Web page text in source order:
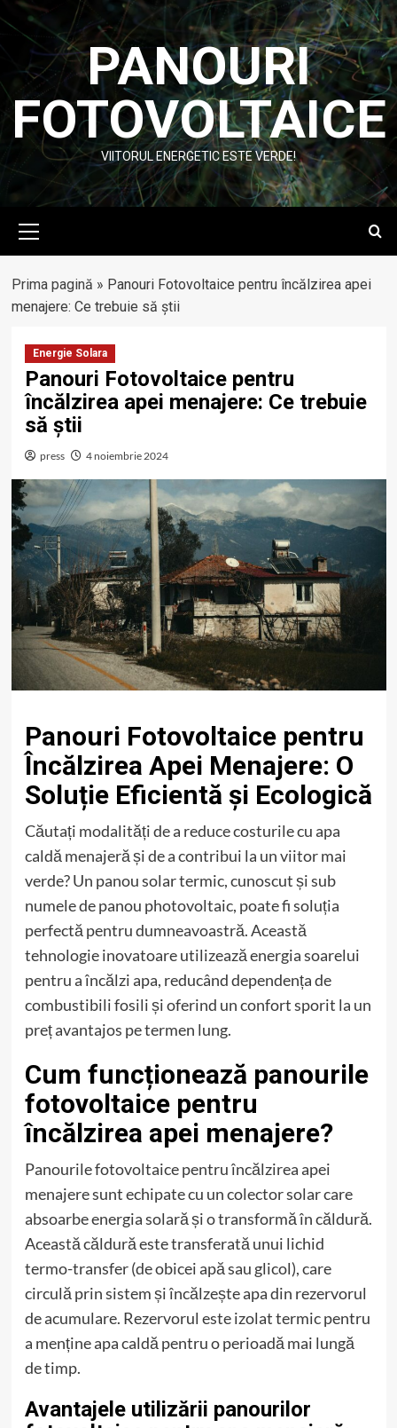
Skip
to
content
PANOURI
FOTOVOLTAICE
VIITORUL ENERGETIC ESTE VERDE!
Menu
Prima pagină » Panouri Fotovoltaice pentru încălzirea apei
menajere: Ce trebuie să știi
Energie Solara
Panouri Fotovoltaice pentru
încălzirea apei menajere: Ce trebuie
să știi
press 4 noiembrie 2024
Panouri Fotovoltaice pentru
Încălzirea Apei Menajere: O
Soluție Eficientă și Ecologică
Căutați modalități de a reduce costurile cu apa
caldă menajeră și de a contribui la un viitor mai
verde? Un panou solar termic, cunoscut și sub
numele de panou photovoltaic, poate fi soluția
perfectă pentru dumneavoastră. Această
tehnologie inovatoare utilizează energia soarelui
pentru a încălzi apa, reducând dependența de
combustibili fosili și oferind un confort sporit la un
preț avantajos pe termen lung.
Cum funcționează panourile
fotovoltaice pentru
încălzirea apei menajere?
Panourile fotovoltaice pentru încălzirea apei
menajere sunt echipate cu un colector solar care
absoarbe energia solară și o transformă în căldură.
Această căldură este transferată unui lichid
termo-transfer (de obicei apă sau glicol), care
circulă prin sistem și încălzește apa din rezervorul
de acumulare. Rezervorul este izolat termic pentru
a menține apa caldă pentru o perioadă mai lungă
de timp.
Avantajele utilizării panourilor